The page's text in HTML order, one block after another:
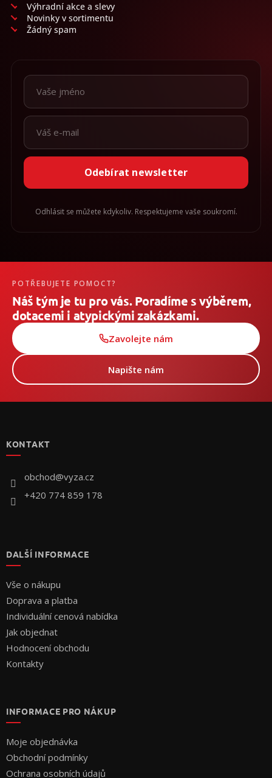
Výhradní akce a slevy
Novinky v sortimentu
Žádný spam
Odebírat newsletter
Odhlásit se můžete kdykoliv. Respektujeme vaše soukromí.
POTŘEBUJETE POMOCT?
Náš tým je tu pro vás. Poradíme s výběrem,
dotacemi i atypickými zakázkami.
Zavolejte nám
Napište nám
KONTAKT
obchod@vyza.cz
+420 774 859 178
DALŠÍ INFORMACE
Vše o nákupu
Doprava a platba
Individuální cenová nabídka
Jak objednat
Hodnocení obchodu
Kontakty
INFORMACE PRO NÁKUP
Moje objednávka
Obchodní podmínky
Ochrana osobních údajů